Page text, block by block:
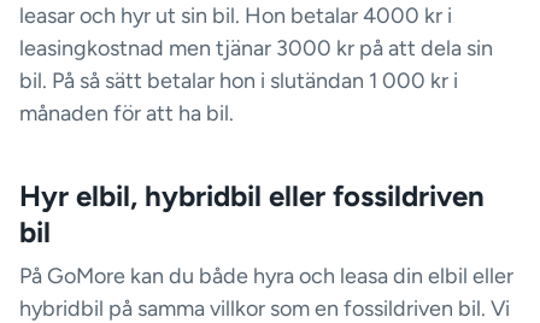
leasar och hyr ut sin bil. Hon betalar 4000 kr i
leasingkostnad men tjänar 3000 kr på att dela sin
bil. På så sätt betalar hon i slutändan 1 000 kr i
månaden för att ha bil.
Hyr elbil, hybridbil eller fossildriven
bil
På GoMore kan du både hyra och leasa din elbil eller
hybridbil på samma villkor som en fossildriven bil. Vi